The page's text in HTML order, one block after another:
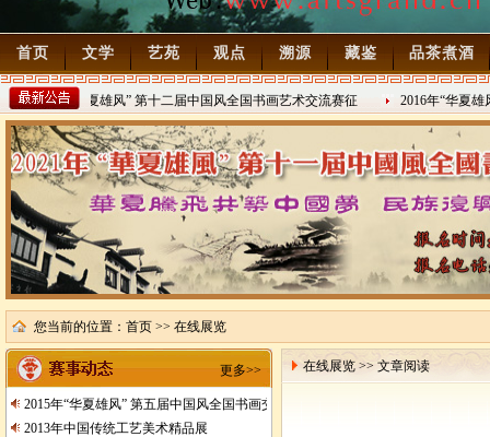
首页 文学 艺苑 观点 溯源 藏鉴 品茶煮酒
2022年“华夏雄风” 第十二届中国风全国书画艺术交流赛征
2021/8/15
2016年“华夏雄
2016/8/27
您当前的位置： 首页 >> 在线展览
更多>>
2015年“华夏雄风” 第五届中国风全国书画交流赛暨纪念抗日战争胜利70周年书画
2013年中国传统工艺美术精品展
在线展览 >> 文章阅读